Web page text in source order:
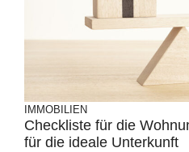
IMMOBILIEN
Checkliste für die
für die ideale Unterkunft